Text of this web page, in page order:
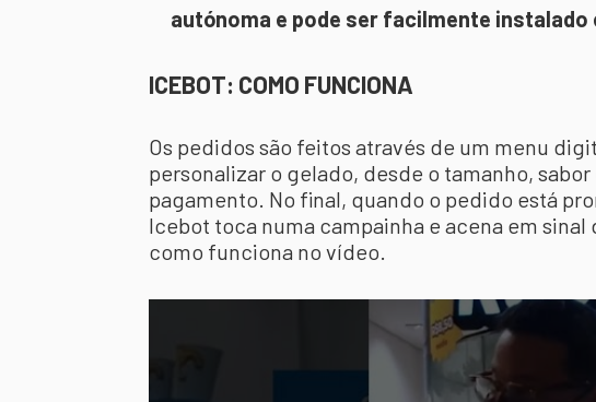
autónoma e pode ser facilmente instalado
ICEBOT: COMO FUNCIONA
Os pedidos são feitos através de um menu
personalizar o gelado, desde o tamanho,
pagamento. No final, quando o pedido está
Icebot toca numa campainha e acena em sinal
como funciona no vídeo.